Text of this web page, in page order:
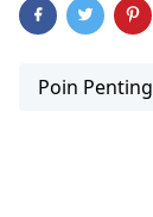
Poin Penting